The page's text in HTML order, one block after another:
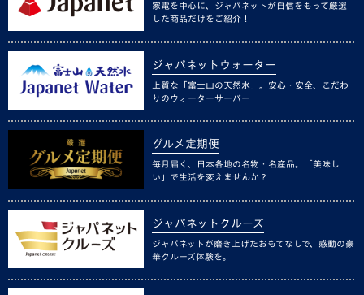
家電を中心に、ジャパネットが自信をもって厳選
した商品だけをご紹介！
ジャパネットウォーター
上質な「富士山の天然水」。安心・安全、こだわ
りのウォーターサーバー
グルメ定期便
毎月届く、日本各地の名物・名産品。「美味し
い」で生活を変えませんか？
ジャパネットクルーズ
ジャパネットが磨き上げたおもてなしで、感動の豪
華クルーズ体験を。